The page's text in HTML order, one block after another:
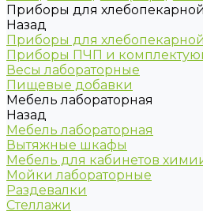
Приборы для
Назад
Приборы для
Приборы ПЧП и
Весы лабораторные
Пищевые добавки
Мебель лабораторная
Назад
Мебель лабораторная
Вытяжные шкафы
Мебель для кабинетов
Мойки лабораторные
Раздевалки
Стеллажи